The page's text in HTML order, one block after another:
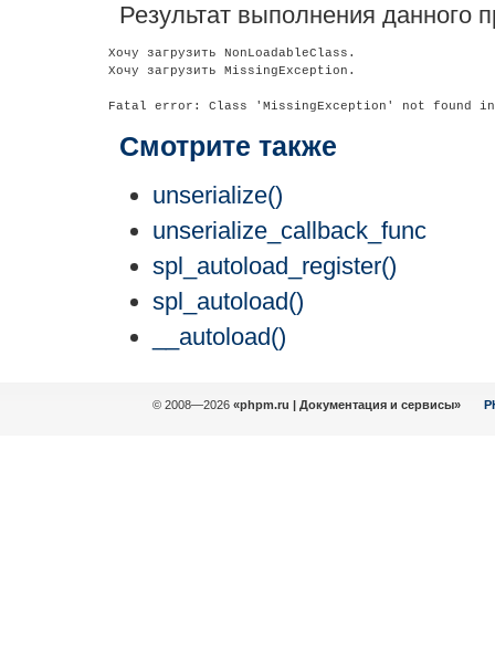
Результат выполнения данного
Хочу загрузить NonLoadableClass.
Хочу загрузить MissingException.
Смотрите также
unserialize()
unserialize_callback_func
spl_autoload_register()
spl_autoload()
__autoload()
© 2008—2026 «phpm.ru | Документация и сервисы»